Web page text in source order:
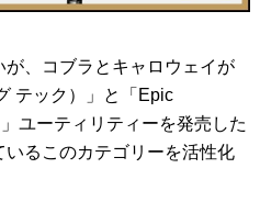
、コブラとキャロウェイが
テック）」と「Epic
ユーティリティーを発売した
るこのカテゴリーを活性化